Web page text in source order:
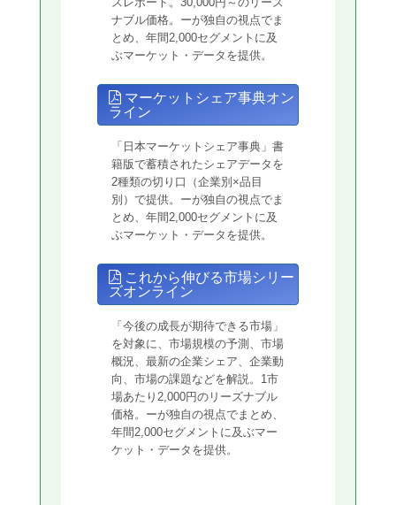
ナブル価格。ーが独自の視点でま
とめ、年間2,000セグメントに及
ぶマーケット・データを提供。
マーケットシェア事典オン
ライン
「日本マーケットシェア事典」書
籍版で蓄積されたシェアデータを
2種類の切り口（企業別×品目
別）で提供。ーが独自の視点でま
とめ、年間2,000セグメントに及
ぶマーケット・データを提供。
これから伸びる市場シリー
ズオンライン
「今後の成長が期待できる市場」
を対象に、市場規模の予測、市場
概況、最新の企業シェア、企業動
向、市場の課題などを解説。1市
場あたり2,000円のリーズナブル
価格。ーが独自の視点でまとめ、
年間2,000セグメントに及ぶマー
ケット・データを提供。